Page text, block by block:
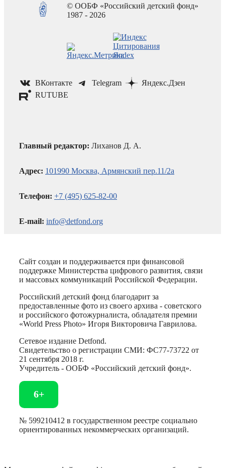
© ООБФ «Российский детский фонд»
1987 - 2026
ВКонтакте Telegram
Яндекс.Дзен
RUTUBE
Главный редактор: Лиханов Д. А.
Адрес: 101990 Москва, Армянский пер.11/2а
Телефон: +7 (495) 625-82-00
E-mail: info@detfond.org
Сайт создан и поддерживается при финансовой
поддержке Министерства цифрового развития, связи
и массовых коммуникаций Российской Федерации.
Российский детский фонд благодарит за
предоставленные фото из своего архива - советского
и российского фотожурналиста, обладателя премии
«World Press Photo» Игоря Викторовича Гаврилова.
Сетевое издание Detfond.
Свидетельство о регистрации СМИ: ФС77-73722 от
21 сентября 2018 г.
Учредитель - ООБФ «Российский детский фонд».
6+
№ 599210412 в государственном реестре социально
ориентированных некоммерческих организаций.